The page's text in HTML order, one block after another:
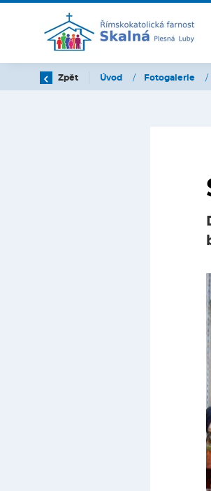
Zpět Úvod / Fotogalerie /